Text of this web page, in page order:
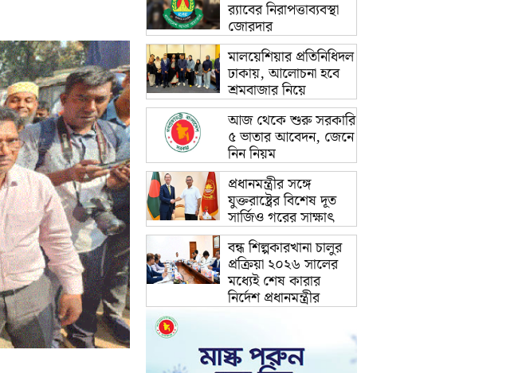
র‌্যাবের নিরাপত্তাব্যবস্থা
জোরদার
মালয়েশিয়ার প্রতিনিধিদল
ঢাকায়, আলোচনা হবে
শ্রমবাজার নিয়ে
আজ থেকে শুরু সরকারি
৫ ভাতার আবেদন, জেনে
নিন নিয়ম
প্রধানমন্ত্রীর সঙ্গে
যুক্তরাষ্ট্রের বিশেষ দূত
সার্জিও গরের সাক্ষাৎ
বন্ধ শিল্পকারখানা চালুর
প্রক্রিয়া ২০২৬ সালের
মধ্যেই শেষ কারার
নির্দেশ প্রধানমন্ত্রীর